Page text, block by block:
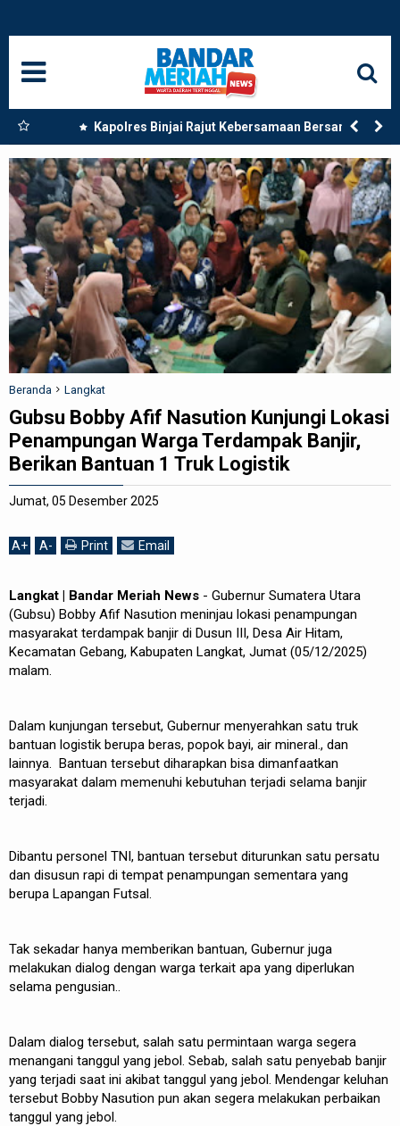
Kapolres Binjai Rajut Kebersamaan Bersama
Komunitas Ojek Online Kota Binjai
Beranda Langkat
Gubsu Bobby Afif Nasution Kunjungi Lokasi
Penampungan Warga Terdampak Banjir,
Berikan Bantuan 1 Truk Logistik
Jumat, 05 Desember 2025
A+ A- Print Email
Langkat | Bandar Meriah News - Gubernur Sumatera Utara
(Gubsu) Bobby Afif Nasution meninjau lokasi penampungan
masyarakat terdampak banjir di Dusun III, Desa Air Hitam,
Kecamatan Gebang, Kabupaten Langkat, Jumat (05/12/2025)
malam.
Dalam kunjungan tersebut, Gubernur menyerahkan satu truk
bantuan logistik berupa beras, popok bayi, air mineral., dan
lainnya. Bantuan tersebut diharapkan bisa dimanfaatkan
masyarakat dalam memenuhi kebutuhan terjadi selama banjir
terjadi.
Dibantu personel TNI, bantuan tersebut diturunkan satu persatu
dan disusun rapi di tempat penampungan sementara yang
berupa Lapangan Futsal.
Tak sekadar hanya memberikan bantuan, Gubernur juga
melakukan dialog dengan warga terkait apa yang diperlukan
selama pengusian..
Dalam dialog tersebut, salah satu permintaan warga segera
menangani tanggul yang jebol. Sebab, salah satu penyebab banjir
yang terjadi saat ini akibat tanggul yang jebol. Mendengar keluhan
tersebut Bobby Nasution pun akan segera melakukan perbaikan
tanggul yang jebol.
NASIONAL
SUMUT
MEDAN
LANGKAT
ACEH
BISNIS
EDUKASI
ADVETORIAL
REDAKSI